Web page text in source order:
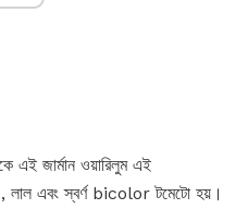
এই জার্মান ওয়ারিলুম এই
এবং স্বর্ণ bicolor টমেটো হয়।